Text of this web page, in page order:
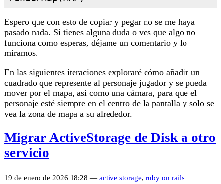
Espero que con esto de copiar y pegar no se me haya
pasado nada. Si tienes alguna duda o ves que algo no
funciona como esperas, déjame un comentario y lo
miramos.
En las siguientes iteraciones exploraré cómo añadir un
cuadrado que represente al personaje jugador y se pueda
mover por el mapa, así como una cámara, para que el
personaje esté siempre en el centro de la pantalla y solo se
vea la zona de mapa a su alrededor.
Migrar ActiveStorage de Disk a otro
servicio
19 de enero de 2026 18:28 — active storage, ruby on rails